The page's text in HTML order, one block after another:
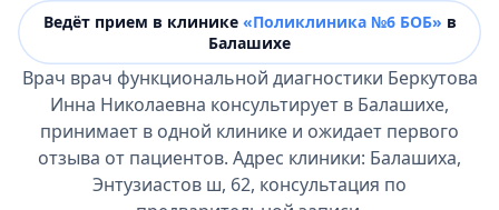
Ведёт прием в клинике «Поликлиника №6 БОБ» в
Балашихе
Врач врач функциональной диагностики Беркутова
Инна Николаевна консультирует в Балашихе,
принимает в одной клинике и ожидает первого
отзыва от пациентов. Адрес клиники: Балашиха,
Энтузиастов ш, 62, консультация по